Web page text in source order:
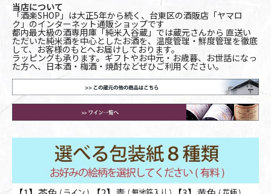
当店について
「酒楽SHOP」は大正5年から続く、台東区の酒販店「ヤマロ
ク」のインターネット通販ショップです
都内最大級の酒専用庫「純米入谷蔵」では蔵元さんから 直送い
ただいた純米酒を中心としたお酒を、温度管理・鮮度管理を徹底
して、お客様のもとへお届けしております。
ラッピングも承ります。ギフトやお中元・お歳暮、お世話になっ
た方へ、日本酒・梅酒・焼酎などぜひご利用ください。